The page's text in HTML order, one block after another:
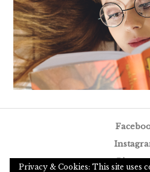
Privacy & Cookies: This site uses